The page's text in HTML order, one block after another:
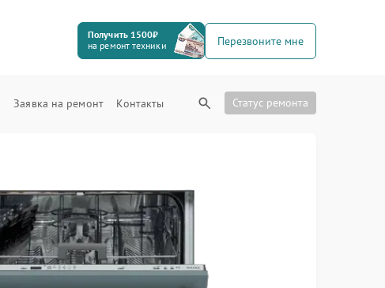
Получить 1500₽
на ремонт техники
Перезвоните мне
Заявка на ремонт Контакты Статус ремонта